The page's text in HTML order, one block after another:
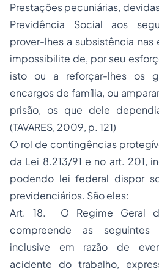
Prestações pecuniárias,
Previdência Social aos
prover-lhes a subsistência
impossibilite de, por seu
isto ou a reforçar-lhes os
encargos de família, ou
prisão, os que dele
(TAVARES, 2009, p. 121)
O rol de contingências
da Lei 8.213/91 e no art. 201,
podendo lei federal dispor
previdenciários. São eles:
Art. 18. O Regime Geral
compreende as seguintes
inclusive em razão de
acidente do trabalho,